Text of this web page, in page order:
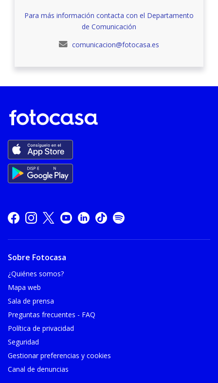
Para más información contacta con el Departamento
de Comunicación
comunicacion@fotocasa.es
Sobre Fotocasa
¿Quiénes somos?
Mapa web
Sala de prensa
Preguntas frecuentes - FAQ
Política de privacidad
Seguridad
Gestionar preferencias y cookies
Canal de denuncias